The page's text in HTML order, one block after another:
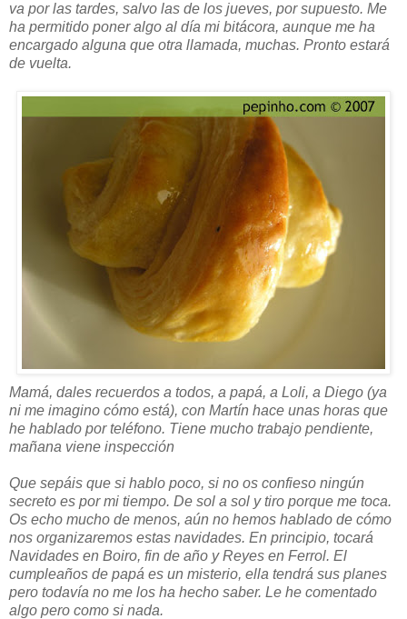
va por las tardes, salvo las de los jueves, por supuesto. Me
ha permitido poner algo al día mi bitácora, aunque me ha
encargado alguna que otra llamada, muchas. Pronto estará
de vuelta.
Mamá, dales recuerdos a todos, a papá, a Loli, a Diego (ya
ni me imagino cómo está), con Martín hace unas horas que
he hablado por teléfono. Tiene mucho trabajo pendiente,
mañana viene inspección
Que sepáis que si hablo poco, si no os confieso ningún
secreto es por mi tiempo. De sol a sol y tiro porque me toca.
Os echo mucho de menos, aún no hemos hablado de cómo
nos organizaremos estas navidades. En principio, tocará
Navidades en Boiro, fin de año y Reyes en Ferrol. El
cumpleaños de papá es un misterio, ella tendrá sus planes
pero todavía no me los ha hecho saber. Le he comentado
algo pero como si nada.